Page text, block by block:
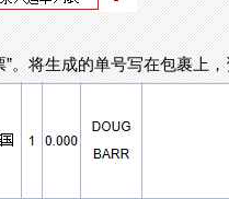
。将生成的单号写在包裹上